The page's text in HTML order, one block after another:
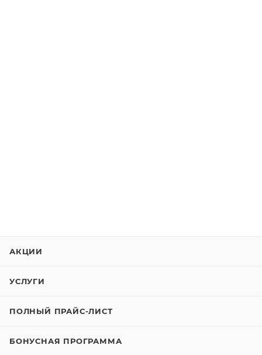
АКЦИИ
УСЛУГИ
ПОЛНЫЙ ПРАЙС-ЛИСТ
БОНУСНАЯ ПРОГРАММА